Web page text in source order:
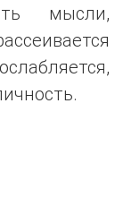
мысли,